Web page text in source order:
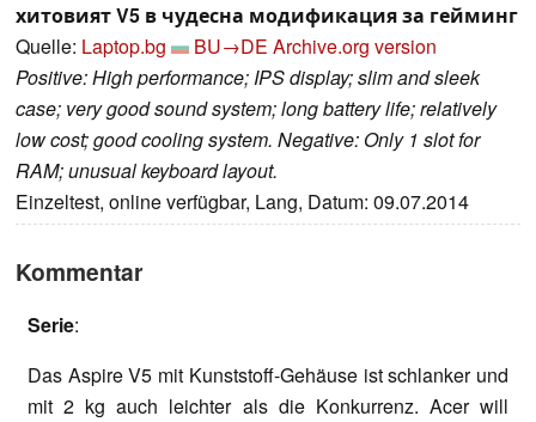
хитовият V5 в чудесна модификация за гейминг
Quelle: Laptop.bg BU→DE Archive.org version
Positive: High performance; IPS display; slim and sleek
case; very good sound system; long battery life; relatively
low cost; good cooling system. Negative: Only 1 slot for
RAM; unusual keyboard layout.
Einzeltest, online verfügbar, Lang, Datum: 09.07.2014
Kommentar
Serie:
Das Aspire V5 mit Kunststoff-Gehäuse ist schlanker und
mit 2 kg auch leichter als die Konkurrenz. Acer will